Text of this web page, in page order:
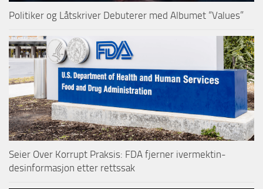
Politiker og Låtskriver Debuterer med Albumet “Values”
Seier Over Korrupt Praksis: FDA fjerner ivermektin-
desinformasjon etter rettssak